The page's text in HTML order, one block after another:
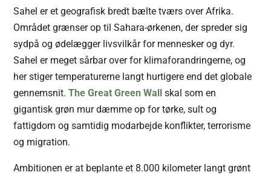
Sahel er et geografisk bredt bælte tværs over Afrika.
Området grænser op til Sahara-ørkenen, der spreder sig
sydpå og ødelægger livsvilkår for mennesker og dyr.
Sahel er meget sårbar over for klimaforandringerne, og
her stiger temperaturerne langt hurtigere end det globale
gennemsnit.The Great Green Wall skal som en
gigantisk grøn mur dæmme op for tørke, sult og
fattigdom og samtidig modarbejde konflikter, terrorisme
og migration.
Ambitionen er at beplante et 8.000 kilometer langt grønt